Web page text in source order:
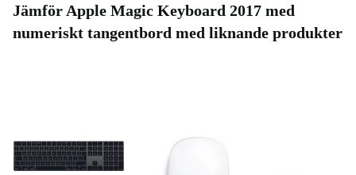
Jämför Apple Magic Keyboard 2017 med
numeriskt tangentbord med liknande produkter